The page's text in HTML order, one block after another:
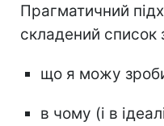
Прагматичний
складений список
що я можу
в чому (і в